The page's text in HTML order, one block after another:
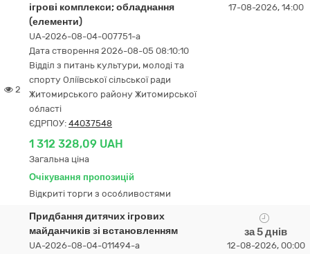
2
ігрові комплекси; обладнання
(елементи)
UA-2026-08-04-007751-a
Дата створення 2026-08-05 08:10:10
Відділ з питань культури, молоді та
спорту Оліївської сільської ради
Житомирського району Житомирської
області
ЄДРПОУ: 44037548
1 312 328,09 UAH
Загальна ціна
Очікування пропозицій
Відкриті торги з особливостями
17-08-2026, 14:00
Придбання дитячих ігрових
майданчиків зі встановленням
UA-2026-08-04-011494-a
за 5 днів
12-08-2026, 00:00